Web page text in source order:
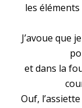
les
J’avoue que
et dans la
Ouf,